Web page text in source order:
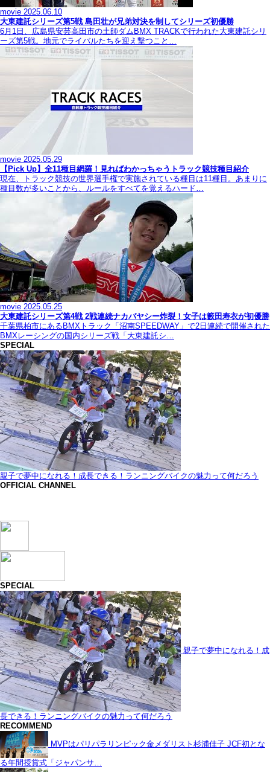
movie 2025.06.10
大東建託シリーズ第5戦 島田壮が兄弟対決を制してシリーズ初優勝
6月1日、広島県安芸高田市の土師ダムBMX TRACKで行われた大東建託シリ
ーズ第5戦。地元でライバルたちを迎え撃つこと…
movie 2025.05.29
【Pick Up】全11種目網羅！見ればわかっちゃうトラック競技種目紹介
現在、トラック競技の世界選手権で実施されている種目は11種目。あまりに
種目数が多いことから、ルールをすべてを覚えるハード…
movie 2025.05.25
大東建託シリーズ第4戦 2戦連続ナカバヤシー炸裂！女子は籔田寿衣が初優勝
千葉県柏市にあるBMXトラック「沼南SPEEDWAY」で2日連続で開催された
BMXレーシングの国内シリーズ戦「大東建託シ…
SPECIAL
親子で夢中になれる！成長できる！ランニングバイクの魅力って何だろう
OFFICIAL CHANNEL
SPECIAL
親子で夢中になれる！成
長できる！ランニングバイクの魅力って何だろう
RECOMMEND
MVPはパリパラリンピック金メダリスト杉浦佳子 JCF初とな
る年間授賞式「ジャパンサ…